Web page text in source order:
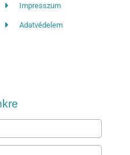
Impresszum
Adatvédelem